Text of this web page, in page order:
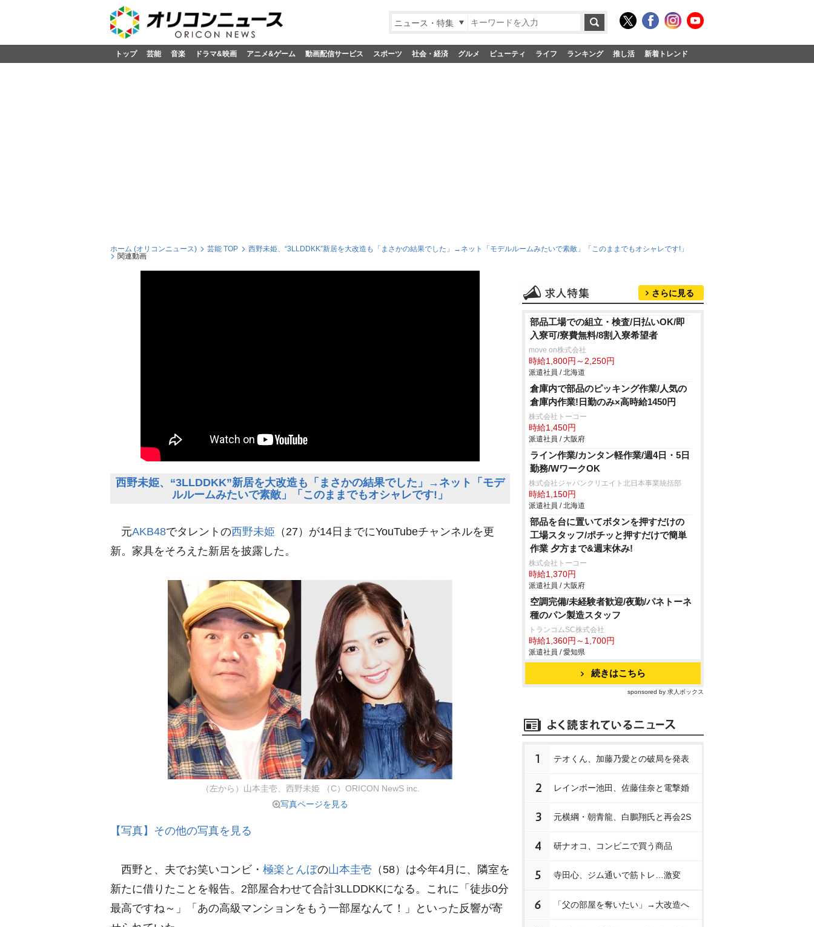
ニュース・特集
トップ 芸能 音楽 ドラマ&映画 アニメ&ゲーム 動画配信サービス スポーツ 社会・経済 グルメ ビューティ ライフ ランキング 推し活 新着トレンド
ホーム (オリコンニュース) 芸能 TOP
西野未姫、“3LLDDKK”新居を大改造も「まさかの結果でした」→ネット「モデルルームみたいで素敵」「このままでもオシャレです!」
関連動画
西野未姫、“3LLDDKK”新居を大改造も「まさかの結果でした」→ネット「モデ
ルルームみたいで素敵」「このままでもオシャレです!」
元AKB48でタレントの西野未姫 （27）が14日までにYouTubeチャンネルを更
新。家具をそろえた新居を披露した。
（左から）山本圭壱、西野未姫 （C）ORICON NewS inc.
写真ページを見る
【写真】その他の写真を見る
西野と、夫でお笑いコンビ・ 極楽とんぼの山本圭壱 （58）は今年4月に、隣室を
新たに借りたことを報告。2部屋合わせて合計3LLDDKKになる。これに「徒歩0分
最高ですね～」「あの高級マンションをもう一部屋なんて！」といった反響が寄
さらに見る
部品工場での組立・検査/日払いOK/即
入寮可/寮費無料/8割入寮希望者
move on株式会社
時給1,800円～2,250円
派遣社員 / 北海道
倉庫内で部品のピッキング作業/人気の
倉庫内作業!日勤のみ×高時給1450円
株式会社トーコー
時給1,450円
派遣社員 / 大阪府
ライン作業/カンタン軽作業/週4日・5日
勤務/WワークOK
株式会社ジャパンクリエイト北日本事業統括部
時給1,150円
派遣社員 / 北海道
部品を台に置いてボタンを押すだけの
工場スタッフ/ポチッと押すだけで簡単
作業 夕方まで&週末休み!
株式会社トーコー
時給1,370円
派遣社員 / 大阪府
空調完備/未経験者歓迎/夜勤/パネトーネ
種のパン製造スタッフ
トランコムSC株式会社
時給1,360円～1,700円
派遣社員 / 愛知県
続きはこちら
sponsored by 求人ボックス
1 テオくん、加藤乃愛との破局を発表
2 レインボー池田、佐藤佳奈と電撃婚
3 元横綱・朝青龍、白鵬翔氏と再会2S
4 研ナオコ、コンビニで買う商品
5 寺田心、ジム通いで筋トレ…激変
6 「父の部屋を奪いたい」→大改造へ